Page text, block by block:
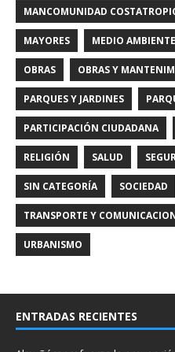
MANCOMUNIDAD
MAYORES MEDIO AMBIENTE
OBRAS OBRAS Y
PARQUES Y JARDINES
PARTICIPACIÓN CIUDADANA
RELIGIÓN SALUD
SIN CATEGORÍA SOCIEDAD
TRANSPORTE Y
URBANISMO
ENTRADAS RECIENTES